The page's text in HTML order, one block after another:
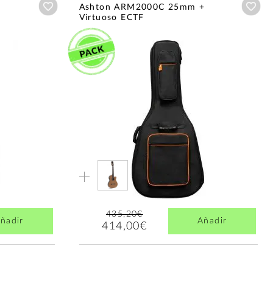
Añadir a wishlist
Ashton ARM2000C 25mm +
Virtuoso ECTF
435,20€
414,00€ Añadir